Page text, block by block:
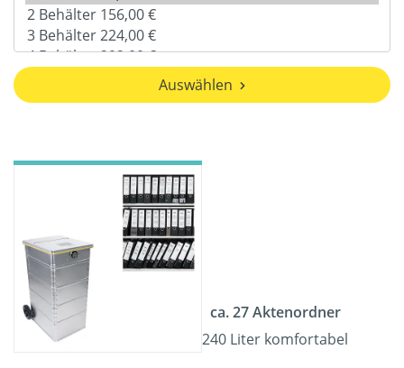
Auswählen
ca. 27 Aktenordner
240 Liter komfortabel